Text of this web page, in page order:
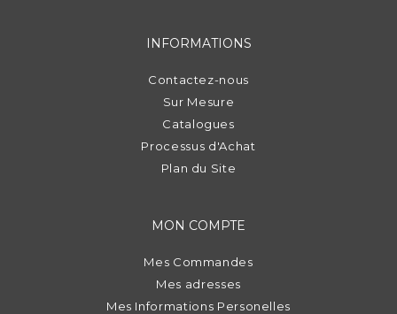
INFORMATIONS
Contactez-nous
Sur Mesure
Catalogues
Processus d'Achat
Plan du Site
MON COMPTE
Mes Commandes
Mes adresses
Mes Informations Personelles